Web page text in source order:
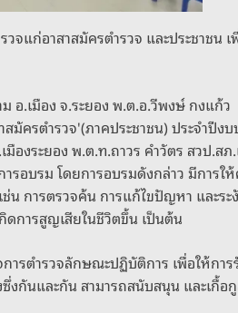
จแก่อาสาสมัครตำรวจ และประชาชน
อ.เมือง จ.ระยอง พ.ต.อ.วีพงษ์ กงแก้ว
สมัครตำรวจ'(ภาคประชาชน) ประจำปีง
องระยอง พ.ต.ท.ถาวร คำวัตร สวป.สภ.
ารอบรม โดยการอบรมดังกล่าว มีการใ
การตรวจค้น การแก้ไขปัญหา และระ
ดการสูญเสียในชีวิตขึ้น เป็นต้น
ารตำรวจลักษณะปฏิบัติการ เพื่อให้กา
งกันและกัน สามารถสนับสนุน และเกื้อ